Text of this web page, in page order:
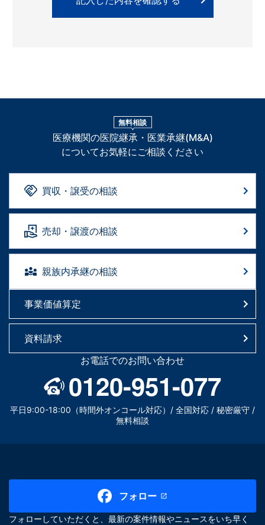
無料相談
医療機関の医院継承・医業承継(M&A)
についてお気軽にご相談ください
買収・譲受の相談
売却・譲渡の相談
親族内承継の相談
事業価値算定
資料請求
お電話でのお問い合わせ
0120-951-077
平日9:00-18:00（時間外オンコール対応）/ 全国対応 / 秘密厳守 /
無料相談
フォロー
フォローしていただくと、最新の案件情報やニュースをいち早く